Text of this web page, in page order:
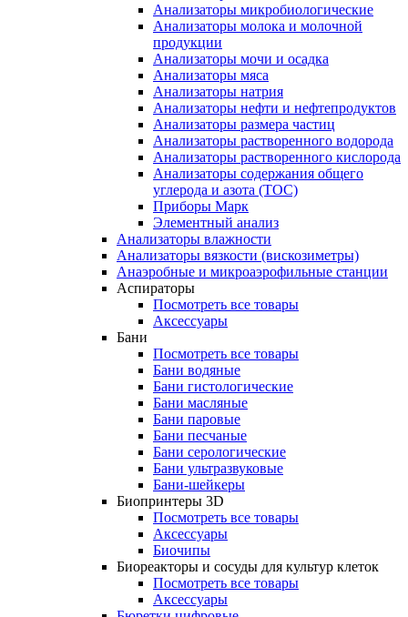
Анализаторы микробиологические
Анализаторы молока и молочной
продукции
Анализаторы мочи и осадка
Анализаторы мяса
Анализаторы натрия
Анализаторы нефти и нефтепродуктов
Анализаторы размера частиц
Анализаторы растворенного водорода
Анализаторы растворенного кислорода
Анализаторы содержания общего
углерода и азота (ТОС)
Приборы Марк
Элементный анализ
Анализаторы влажности
Анализаторы вязкости (вискозиметры)
Анаэробные и микроаэрофильные станции
Аспираторы
Посмотреть все товары
Аксессуары
Бани
Посмотреть все товары
Бани водяные
Бани гистологические
Бани масляные
Бани паровые
Бани песчаные
Бани серологические
Бани ультразвуковые
Бани-шейкеры
Биопринтеры 3D
Посмотреть все товары
Аксессуары
Биочипы
Биореакторы и сосуды для культур клеток
Посмотреть все товары
Аксессуары